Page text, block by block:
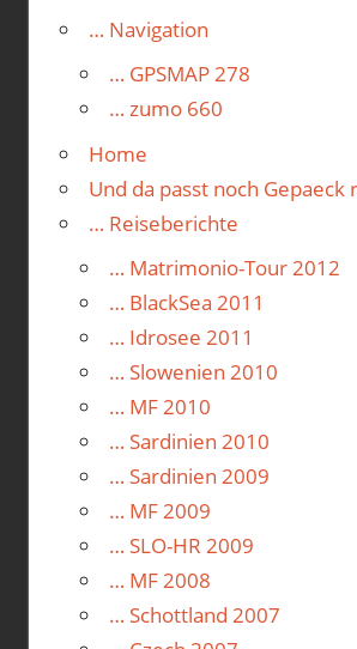
… Navigation
… GPSMAP 278
… zumo 660
Home
Und da passt noch Gepaeck
… Reiseberichte
… Matrimonio-Tour 2012
… BlackSea 2011
… Idrosee 2011
… Slowenien 2010
… MF 2010
… Sardinien 2010
… Sardinien 2009
… MF 2009
… SLO-HR 2009
… MF 2008
… Schottland 2007